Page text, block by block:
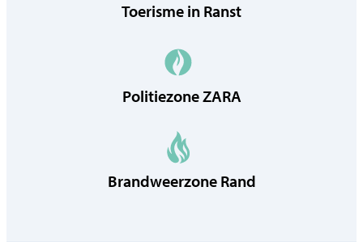
Toerisme in Ranst
Politiezone ZARA
Brandweerzone Rand